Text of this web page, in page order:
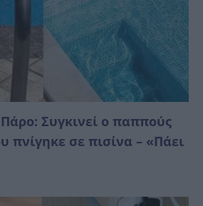
Συγκινεί ο παππούς
πνίγηκε σε πισίνα – «Πάει